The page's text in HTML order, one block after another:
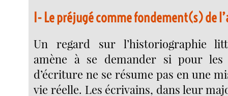
I- Le préjugé comme fondement(s) de
Un regard sur l’historiographie
amène à se demander si pour les
d’écriture ne se résume pas en une
vie réelle. Les écrivains, dans leur